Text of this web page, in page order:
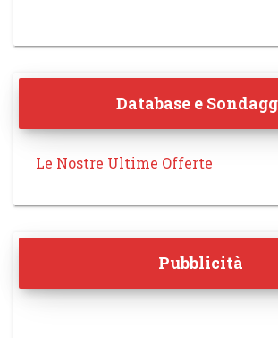
Database e
Le Nostre Ultime Offerte
Pubblicità